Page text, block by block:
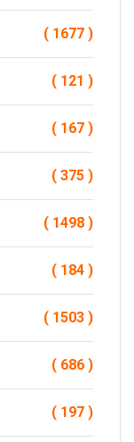
( 1677 )
( 121 )
( 167 )
( 375 )
( 1498 )
( 184 )
( 1503 )
( 686 )
( 197 )